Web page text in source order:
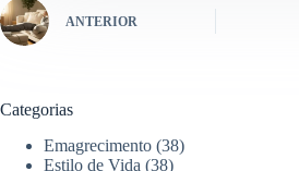
ANTERIOR
Categorias
Emagrecimento (38)
Estilo de Vida (38)